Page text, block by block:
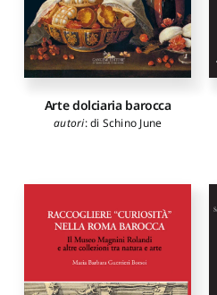
Arte dolciaria barocca
autori:di Schino June